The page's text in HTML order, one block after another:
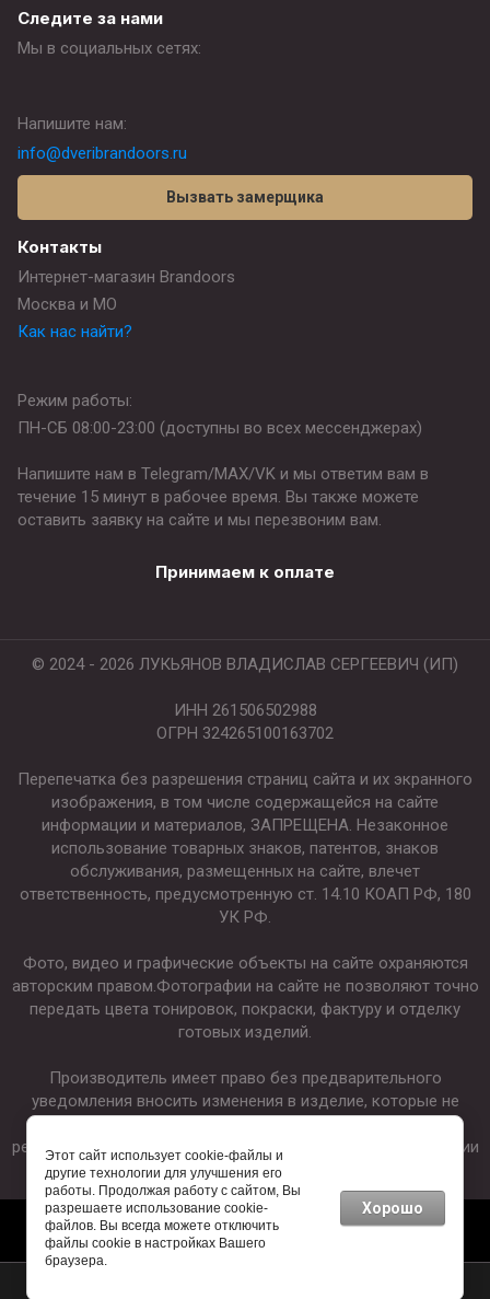
Контакты
Интернет-магазин Brandoors
Москва и МО
Как нас найти?
Режим работы:
ПН-СБ 08:00-23:00 (доступны во всех мессенджерах)
Напишите нам в Telegram/MAX/VK и мы ответим вам в
течение 15 минут в рабочее время. Вы также можете
оставить заявку на сайте и мы перезвоним вам.
Следите за нами
Мы в социальных сетях:
Напишите нам:
info@dveribrandoors.ru
Вызвать замерщика
Принимаем к оплате
© 2024 - 2026 ЛУКЬЯНОВ ВЛАДИСЛАВ СЕРГЕЕВИЧ (ИП)
ИНН 261506502988
ОГРН 324265100163702
Перепечатка без разрешения страниц сайта и их экранного
изображения, в том числе содержащейся на сайте
информации и материалов, ЗАПРЕЩЕНА. Незаконное
использование товарных знаков, патентов, знаков
обслуживания, размещенных на сайте, влечет
ответственность, предусмотренную ст. 14.10 КОАП РФ, 180
УК РФ.
Фото, видео и графические объекты на сайте охраняются
авторским правом.Фотографии на сайте не позволяют точно
передать цвета тонировок, покраски, фактуру и отделку
готовых изделий.
Производитель имеет право без предварительного
уведомления вносить изменения в изделие, которые не
результатом работ по усовершенствованию его конструкции
или технологии производства.
Этот сайт использует cookie-файлы и
другие технологии для улучшения его
работы. Продолжая работу с сайтом, Вы
разрешаете использование cookie-
файлов. Вы всегда можете отключить
файлы cookie в настройках Вашего
браузера.
Хорошо